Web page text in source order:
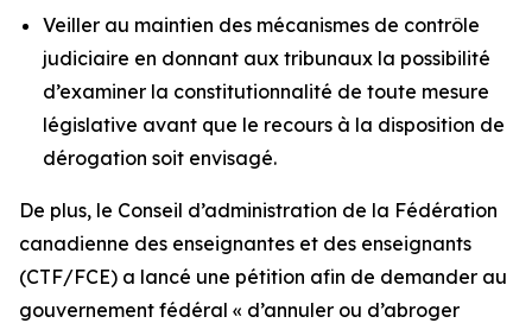
Veiller au maintien des mécanismes de contrôle
judiciaire en donnant aux tribunaux la possibilité
d’examiner la constitutionnalité de toute mesure
législative avant que le recours à la disposition de
dérogation soit envisagé.
De plus, le Conseil d’administration de la Fédération
canadienne des enseignantes et des enseignants
(CTF/FCE) a lancé une pétition afin de demander au
gouvernement fédéral « d’annuler ou d’abroger